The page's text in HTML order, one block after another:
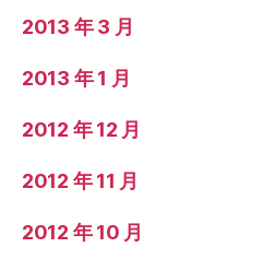
2013 年 3 月
2013 年 1 月
2012 年 12 月
2012 年 11 月
2012 年 10 月